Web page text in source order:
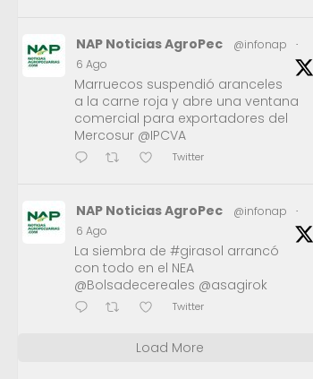
NAP Noticias AgroPec @infonap
·
6 Ago
Marruecos suspendió aranceles
a la carne roja y abre una ventana
comercial para exportadores del
Mercosur @IPCVA
Twitter
NAP Noticias AgroPec @infonap
·
6 Ago
La siembra de #girasol arrancó
con todo en el NEA
@Bolsadecereales @asagirok
Twitter
Load More